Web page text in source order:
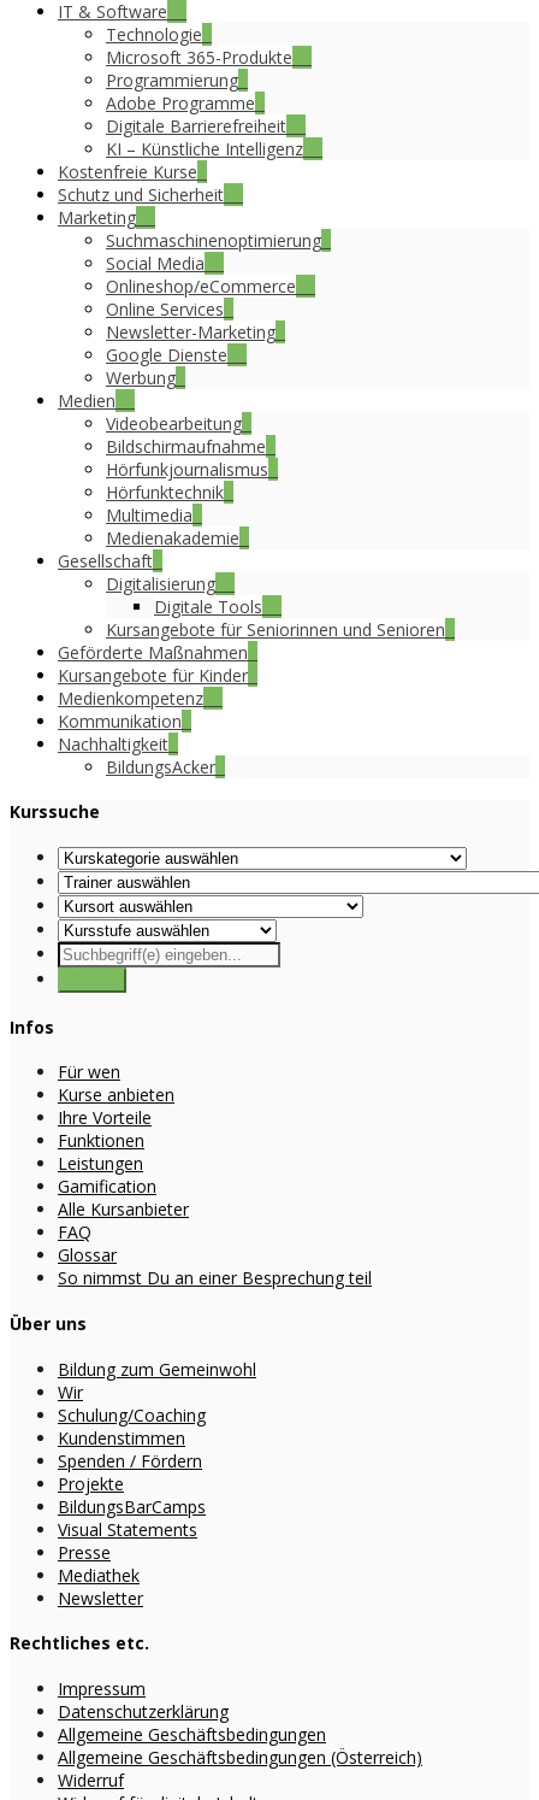
IT & Software
Technologie
Microsoft 365-Produkte
Programmierung
Adobe Programme
Digitale Barrierefreiheit
KI – Künstliche Intelligenz
Kostenfreie Kurse
Schutz und Sicherheit
Marketing
Suchmaschinenoptimierung
Social Media
Onlineshop/eCommerce
Online Services
Newsletter-Marketing
Google Dienste
Werbung
Medien
Videobearbeitung
Bildschirmaufnahme
Hörfunkjournalismus
Hörfunktechnik
Multimedia
Medienakademie
Gesellschaft
Digitalisierung
Digitale Tools
Kursangebote für Seniorinnen und Senioren
Geförderte Maßnahmen
Kursangebote für Kinder
Medienkompetenz
Kommunikation
Nachhaltigkeit
BildungsAcker
Kurssuche
Infos
Für wen
Kurse anbieten
Ihre Vorteile
Funktionen
Leistungen
Gamification
Alle Kursanbieter
FAQ
Glossar
So nimmst Du an einer Besprechung teil
Über uns
Bildung zum Gemeinwohl
Wir
Schulung/Coaching
Kundenstimmen
Spenden / Fördern
Projekte
BildungsBarCamps
Visual Statements
Presse
Mediathek
Newsletter
Rechtliches etc.
Impressum
Datenschutzerklärung
Allgemeine Geschäftsbedingungen
Allgemeine Geschäftsbedingungen (Österreich)
Widerruf